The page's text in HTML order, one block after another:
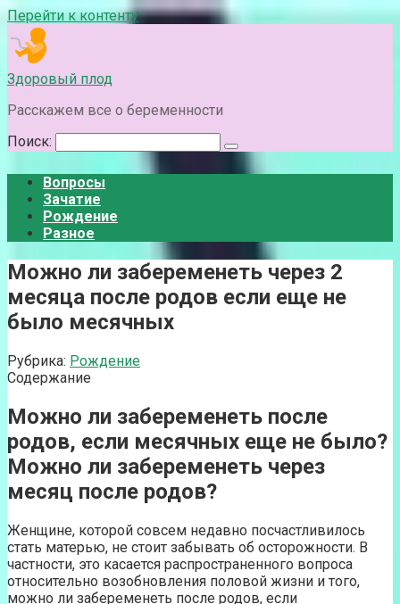
Перейти к контенту
Здоровый плод
Расскажем все о беременности
Поиск:
Вопросы
Зачатие
Рождение
Разное
Можно ли забеременеть через 2
месяца после родов если еще не
было месячных
Рубрика: Рождение
Содержание
Можно ли забеременеть после
родов, если месячных еще не было?
Можно ли забеременеть через
месяц после родов?
Женщине, которой совсем недавно посчастливилось
стать матерью, не стоит забывать об осторожности. В
частности, это касается распространенного вопроса
относительно возобновления половой жизни и того,
можно ли забеременеть после родов, если